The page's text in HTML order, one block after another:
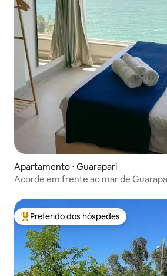
Apartamento ⋅ Guarapari
Acorde em frente ao mar de
Entre os melhores preferidos dos
Preferido dos hóspedes